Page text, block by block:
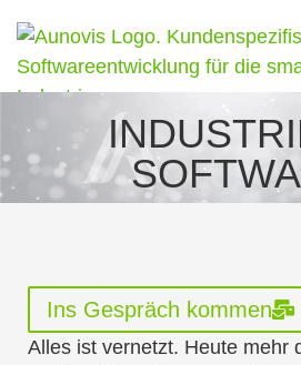
Ins Gespräch kommen
Alles ist vernetzt. Heute mehr